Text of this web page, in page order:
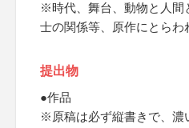
※時代、舞台、動物と人間
士の関係等、原作にとらわ
提出物
●作品
※原稿は必ず縦書きで、濃